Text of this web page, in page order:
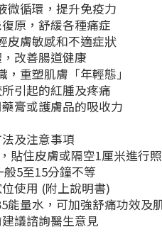
微循環，提升免疫力
原，舒緩各種痛症
皮膚敏感和不適症狀
改善腸道健康
重塑肌膚「年輕態」
引起的紅腫及疼痛
膏或護膚品的吸收力
及注意事項
貼住皮膚或隔空1厘米進行
5至15分鐘不等
使用 (附上說明書)
能量水，可加強舒痛功效及
議諮詢醫生意見